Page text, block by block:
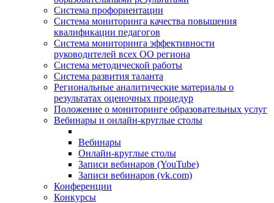
Система профориентации
Система мониторинга качества повышения
квалификации педагогов
Система мониторинга эффективности
руководителей всех ОО региона
Система методической работы
Система развития таланта
Региональные аналитические материалы о
результатах оценочных процедур
Положение о мониторинге образовательных услуг
Вебинары и онлайн-круглые столы
Вебинары
Онлайн-круглые столы
Записи вебинаров (YouTube)
Записи вебинаров (vk.com)
Конференции
Конкурсы